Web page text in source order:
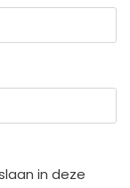
in deze